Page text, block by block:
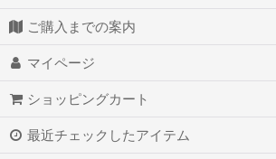
ご購入までの案内
マイページ
ショッピングカート
最近チェックしたアイテム